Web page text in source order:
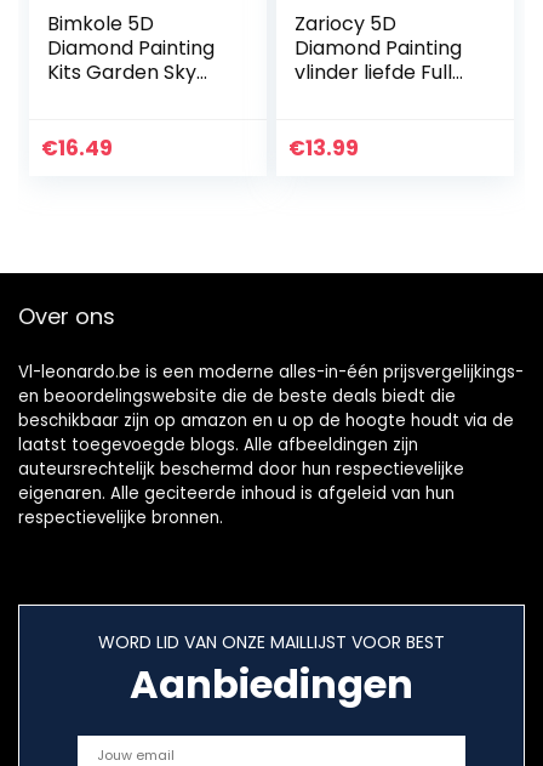
Bimkole 5D
Diamond Painting
Kits Garden Sky
Kit Flower Full
€16.49
Zariocy 5D
Diamond Painting
vlinder liefde Full
Schilderij Kits
€13.99
Over ons
Vl-leonardo.be is een moderne alles-in-één prijsvergelijkings-
en beoordelingswebsite die de beste deals biedt die
beschikbaar zijn op amazon en u op de hoogte houdt via de
laatst toegevoegde blogs. Alle afbeeldingen zijn
auteursrechtelijk beschermd door hun respectievelijke
eigenaren. Alle geciteerde inhoud is afgeleid van hun
respectievelijke bronnen.
WORD LID VAN ONZE MAILLIJST VOOR BEST
Aanbiedingen